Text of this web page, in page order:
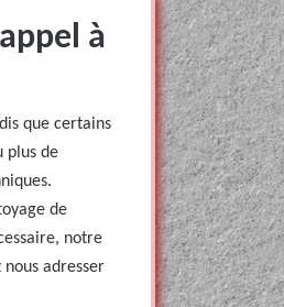
à
que certains
plus de
de
notre
adresser